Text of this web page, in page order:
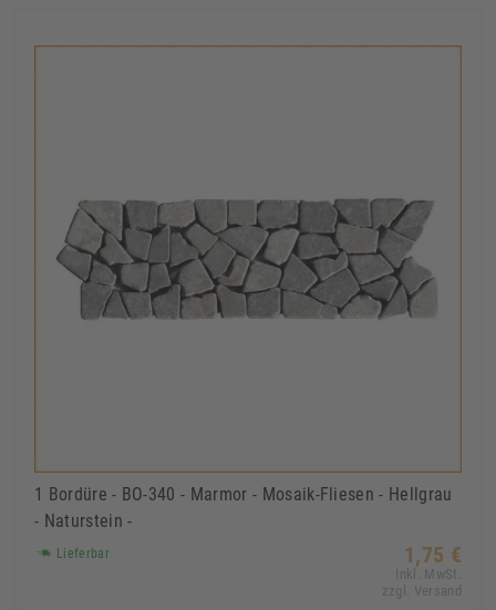
1 Bordüre - BO-340 - Marmor - Mosaik-Fliesen - Hellgrau
- Naturstein -
Lieferbar 1,75 €
Inkl. MwSt.
zzgl. Versand